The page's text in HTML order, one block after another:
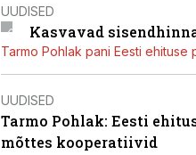
UUDISED
Kasvavad
Tarmo Pohlak pani Eesti
UUDISED
Tarmo Pohlak: Eesti
mõttes kooperatiivid